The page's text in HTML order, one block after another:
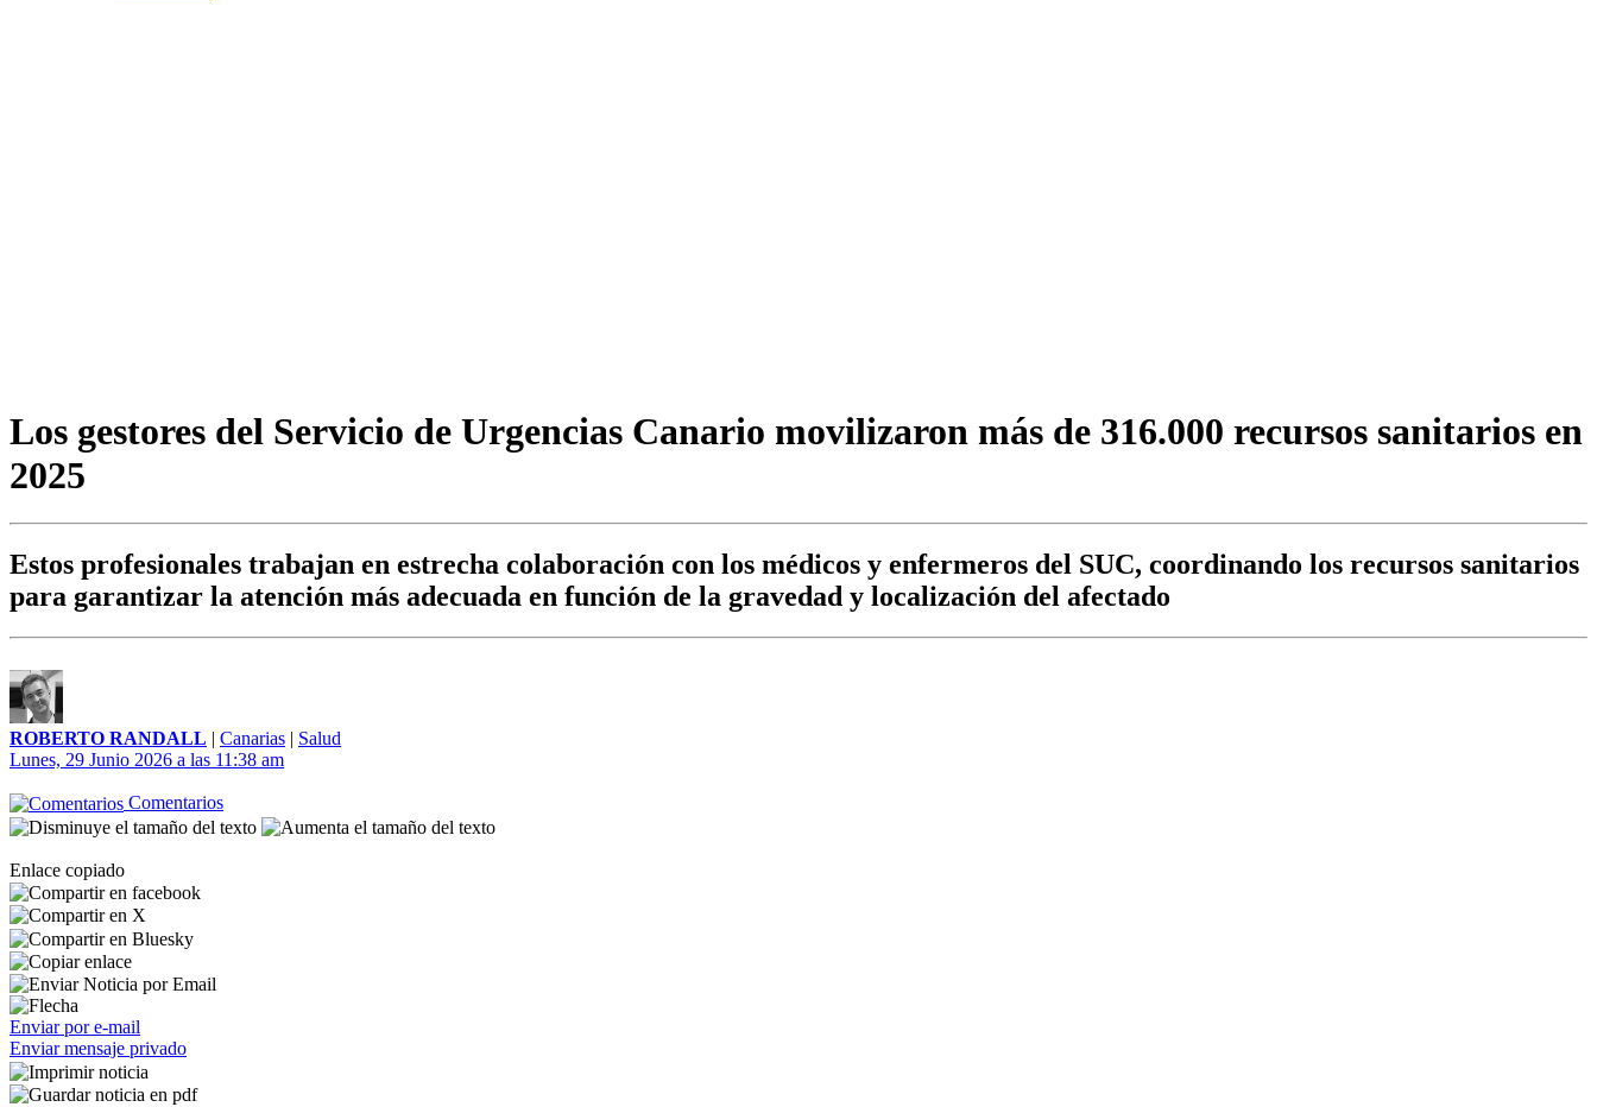
Los gestores del Servicio de Urgencias Canario movilizaron más de 316.000 recursos sanitarios en
2025
Estos profesionales trabajan en estrecha colaboración con los médicos y enfermeros del SUC, coordinando los recursos sanitarios
para garantizar la atención más adecuada en función de la gravedad y localización del afectado
ROBERTO RANDALL | Canarias | Salud
Lunes, 29 Junio 2026 a las 11:38 am
Comentarios
Enlace copiado
Enviar por e-mail
Enviar mensaje privado